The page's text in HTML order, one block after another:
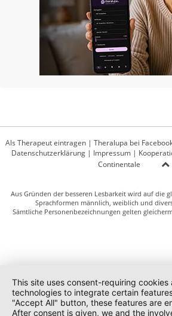
Als Therapeut eintragen | Theralupa bei
Datenschutzerklärung| Impressum|
Continentale
Aus Gründen der besseren Lesbarkeit wird auf die
Sprachformen männlich, weiblich und
Sämtliche Personenbezeichnungen gelten
This site uses consent-requiring
technologies to integrate certain
"Accept All" button, these features are
After consent is given, we and the